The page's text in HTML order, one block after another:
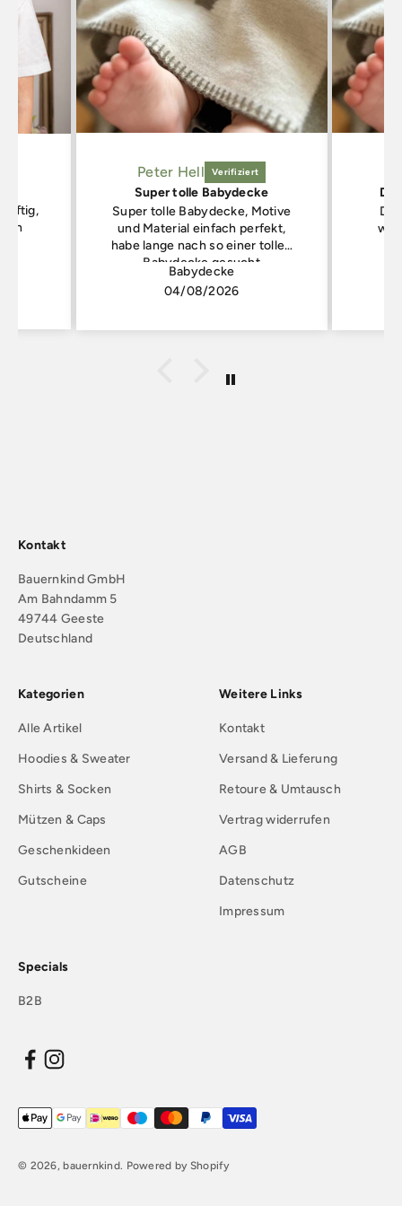
luftig,
Peter Hell
Super tolle Babydecke
Super tolle Babydecke, Motive
und Material einfach perfekt,
habe lange nach so einer tollen
Babydecke gesucht
Babydecke
04/08/2026
Kontakt
Bauernkind GmbH
Am Bahndamm 5
49744 Geeste
Deutschland
Kategorien
Alle Artikel
Hoodies & Sweater
Shirts & Socken
Mützen & Caps
Geschenkideen
Gutscheine
Weitere Links
Kontakt
Versand & Lieferung
Retoure & Umtausch
Vertrag widerrufen
AGB
Datenschutz
Impressum
Specials
B2B
© 2026, bauernkind. Powered by Shopify